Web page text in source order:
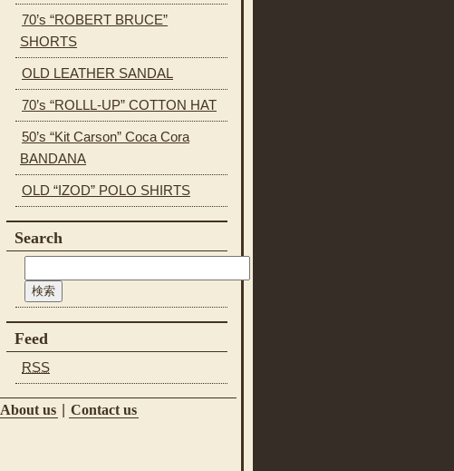
70’s “ROBERT BRUCE”
SHORTS
OLD LEATHER SANDAL
70’s “ROLLL-UP” COTTON HAT
50’s “Kit Carson” Coca Cora
BANDANA
OLD “IZOD” POLO SHIRTS
Search
Feed
RSS
About us Contact us